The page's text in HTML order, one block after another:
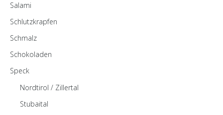
Salami
Schlutzkrapfen
Schmalz
Schokoladen
Speck
Nordtirol / Zillertal
Stubaital